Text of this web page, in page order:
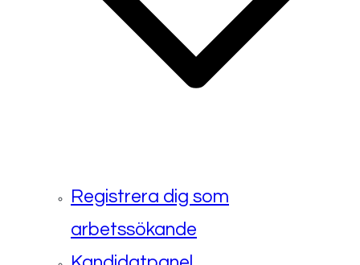
Registrera dig som
arbetssökande